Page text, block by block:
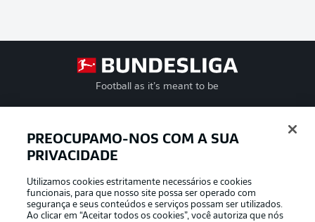
Football as it’s meant to be
APLICATIVO DA BUNDESLIGA
PREOCUPAMO-NOS COM A SUA
PRIVACIDADE
Utilizamos cookies estritamente necessários e cookies
funcionais, para que nosso site possa ser operado com
segurança e seus conteúdos e serviços possam ser utilizados.
Ao clicar em “Aceitar todos os cookies”, você autoriza que nós